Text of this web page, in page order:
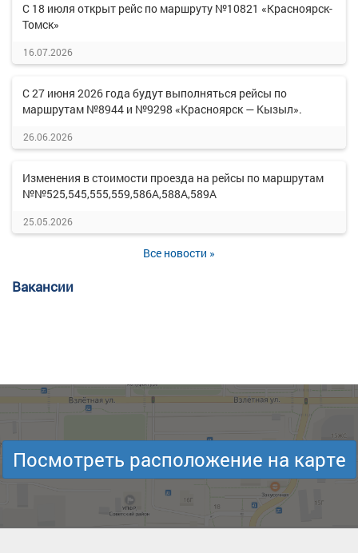
С 18 июля открыт рейс по маршруту №10821 «Красноярск-
Томск»
16.07.2026
С 27 июня 2026 года будут выполняться рейсы по
маршрутам №8944 и №9298 «Красноярск — Кызыл».
26.06.2026
Изменения в стоимости проезда на рейсы по маршрутам
№№525,545,555,559,586А,588А,589А
25.05.2026
Все новости »
Вакансии
Посмотреть расположение на карте